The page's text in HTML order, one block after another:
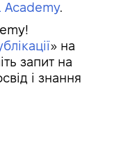
Academy.
» на
запит на
і знання